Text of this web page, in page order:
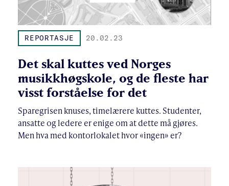
REPORTASJE 20.02.23
Det skal kuttes ved Norges
musikkhøgskole, og de fleste har
visst forståelse for det
Sparegrisen knuses, timelærere kuttes. Studenter,
ansatte og ledere er enige om at dette må gjøres.
Men hva med kontorlokalet hvor «ingen» er?